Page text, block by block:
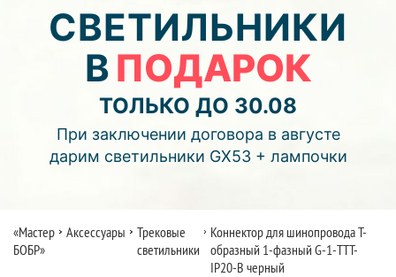
05 23 52
дней часов мин.
Подробнее об акции >>
Монтаж двухуровнего потолка
с фотопечатью и подсветкой (смотреть видео)
СВЕТИЛЬНИКИ
ВПОДАРОК
ТОЛЬКО ДО 30.08
При заключении договора в августе
дарим светильники GX53 + лампочки
«Мастер
БОБР»
Аксессуары
Трековые
светильники
Коннектор для шинопровода Т-
образный 1-фазный G-1-TTT-
IP20-B черный